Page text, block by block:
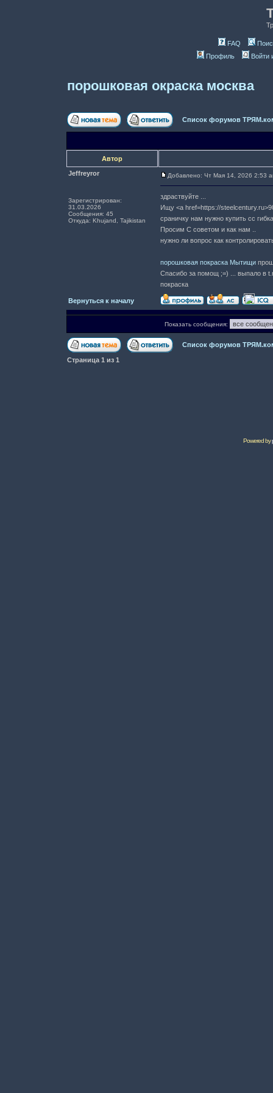
FAQ
Профиль
Войти
порошковая окраска москва
Список форумов
Автор
Jeffreyror
Зарегистрирован:
31.03.2026
Сообщения: 45
Откуда: Khujand, Tajikistan
Добавлено: Чт Мая 14, 2026 2:53
здраствуйте ...
Ищу <a href=https://
сраничку нам нужно купить cc
Просим C советом и как нам ..
нужно ли вопрос как
порошковая покраска Мытищи
Спасибо за помощ ;=) ... выпало в
покраска
Вернуться к началу
Показать сообщения:
Список форумов
Страница 1 из 1
Powered by